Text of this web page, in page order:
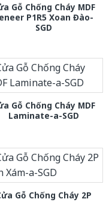
Gỗ Chống Cháy MDF
P1R5 Xoan Đào-
SGD
Gỗ Chống Cháy MDF
Laminate-a-SGD
Gỗ Chống Cháy 2P